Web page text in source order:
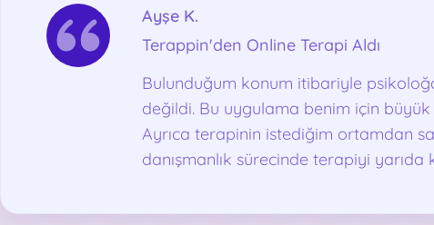
Ayşe K.
Terappin'den Online Terapi Aldı
Bulunduğum konum itibariyle
değildi. Bu uygulama benim için
Ayrıca terapinin istediğim ortamdan
danışmanlık sürecinde terapiyi
bir de kendimi toparlayıp terapiye